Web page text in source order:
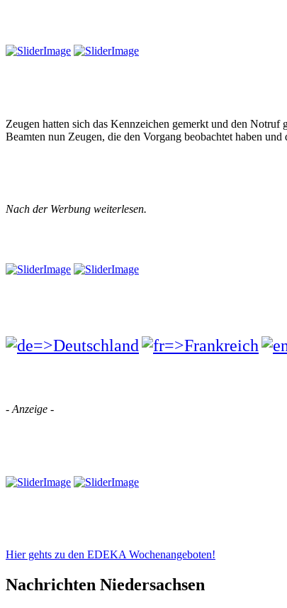
Zeugen hatten sich das Kennzeichen gemerkt und den
Beamten nun Zeugen, die den Vorgang beobachtet haben
Nach der Werbung weiterlesen.
- Anzeige -
Hier gehts zu den EDEKA Wochenangeboten!
Nachrichten Niedersachsen